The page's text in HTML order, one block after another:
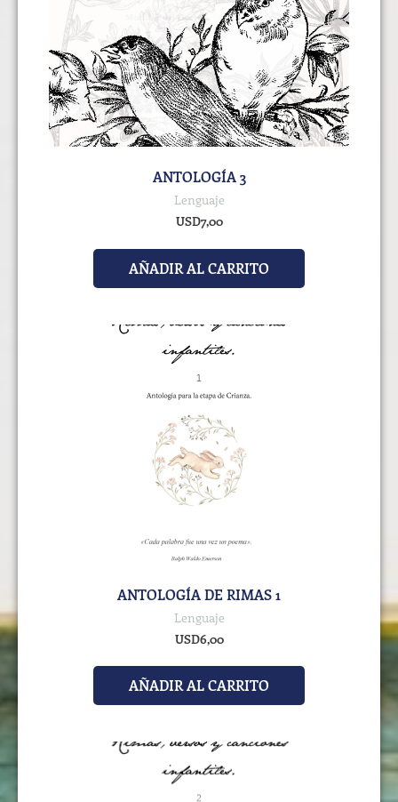
ANTOLOGÍA 3
Lenguaje
USD7,00
AÑADIR AL CARRITO
ANTOLOGÍA DE RIMAS 1
Lenguaje
USD6,00
AÑADIR AL CARRITO